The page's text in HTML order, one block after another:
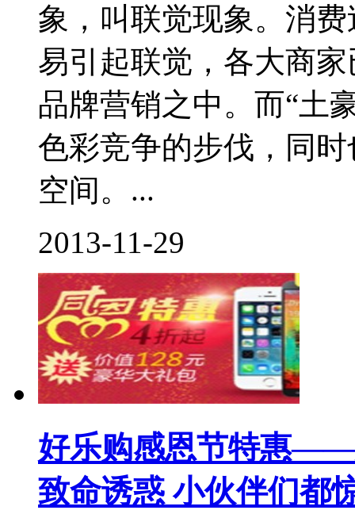
象，叫联觉现象。消
易引起联觉，各大商
品牌营销之中。而“土
色彩竞争的步伐，同
空间。...
2013-11-29
好乐购感恩节特惠——
致命诱惑 小伙伴们都